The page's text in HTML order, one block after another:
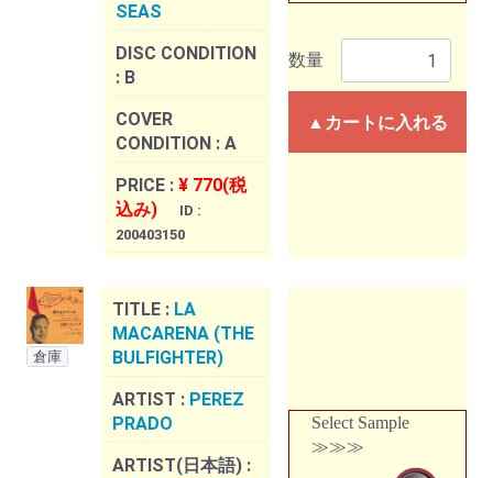
SEAS
DISC CONDITION
: B
COVER
CONDITION : A
PRICE : ¥ 770(税
込み)
ID :
200403150
数量
▲カートに入れる
倉庫
TITLE : LA
MACARENA (THE
BULFIGHTER)
ARTIST : PEREZ
PRADO
ARTIST(日本語) :
Select Sample
≫≫≫